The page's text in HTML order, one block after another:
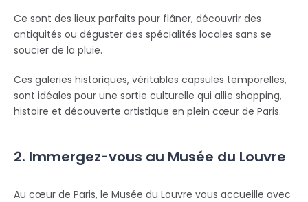
Ce sont des lieux parfaits pour flâner, découvrir des
antiquités ou déguster des spécialités locales sans se
soucier de la pluie.
Ces galeries historiques, véritables capsules temporelles,
sont idéales pour une sortie culturelle qui allie shopping,
histoire et découverte artistique en plein cœur de Paris.
2. Immergez-vous au Musée du Louvre
Au cœur de Paris, le Musée du Louvre vous accueille avec